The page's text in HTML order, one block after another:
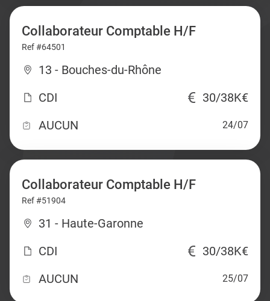
Collaborateur Comptable H/F
Ref #64501
13 - Bouches-du-Rhône
CDI
30/38K€
AUCUN
24/07
Collaborateur Comptable H/F
Ref #51904
31 - Haute-Garonne
CDI
30/38K€
AUCUN
25/07